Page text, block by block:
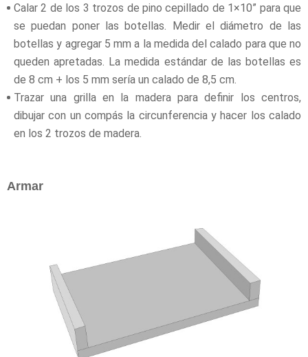
Calar 2 de los 3 trozos de pino cepillado de 1×10” para que
se puedan poner las botellas. Medir el diámetro de las
botellas y agregar 5 mm a la medida del calado para que no
queden apretadas. La medida estándar de las botellas es
de 8 cm + los 5 mm sería un calado de 8,5 cm.
Trazar una grilla en la madera para definir los centros,
dibujar con un compás la circunferencia y hacer los calado
en los 2 trozos de madera.
Armar